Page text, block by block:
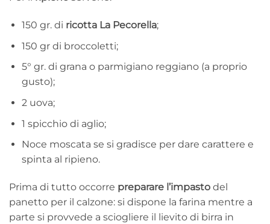
150 gr. di ricotta La Pecorella;
150 gr di broccoletti;
5° gr. di grana o parmigiano reggiano (a proprio
gusto);
2 uova;
1 spicchio di aglio;
Noce moscata se si gradisce per dare carattere e
spinta al ripieno.
Prima di tutto occorre preparare l’impasto del
panetto per il calzone: si dispone la farina mentre a
parte si provvede a sciogliere il lievito di birra in